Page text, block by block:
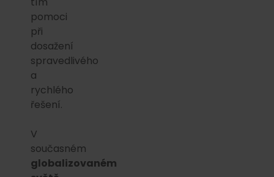
pomoci
při
dosažení
spravedlivého
a
rychlého
řešení.
V
současném
globalizovaném